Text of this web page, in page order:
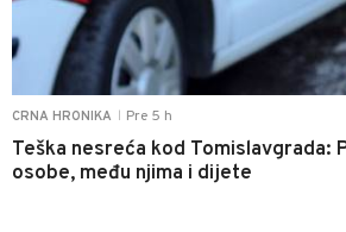
CRNA HRONIKA Pre 5 h
Teška nesreća kod Tomislavgrada:
osobe, među njima i dijete